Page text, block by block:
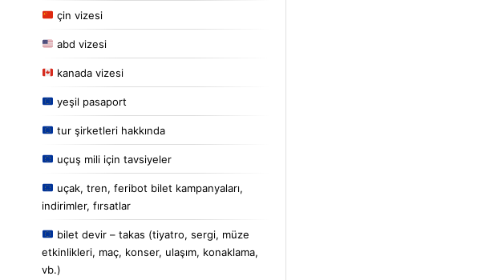
çin vizesi
abd vizesi
kanada vizesi
yeşil pasaport
tur şirketleri hakkında
uçuş mili için tavsiyeler
uçak, tren, feribot bilet kampanyaları,
indirimler, fırsatlar
bilet devir – takas (tiyatro, sergi, müze
etkinlikleri, maç, konser, ulaşım, konaklama,
vb.)